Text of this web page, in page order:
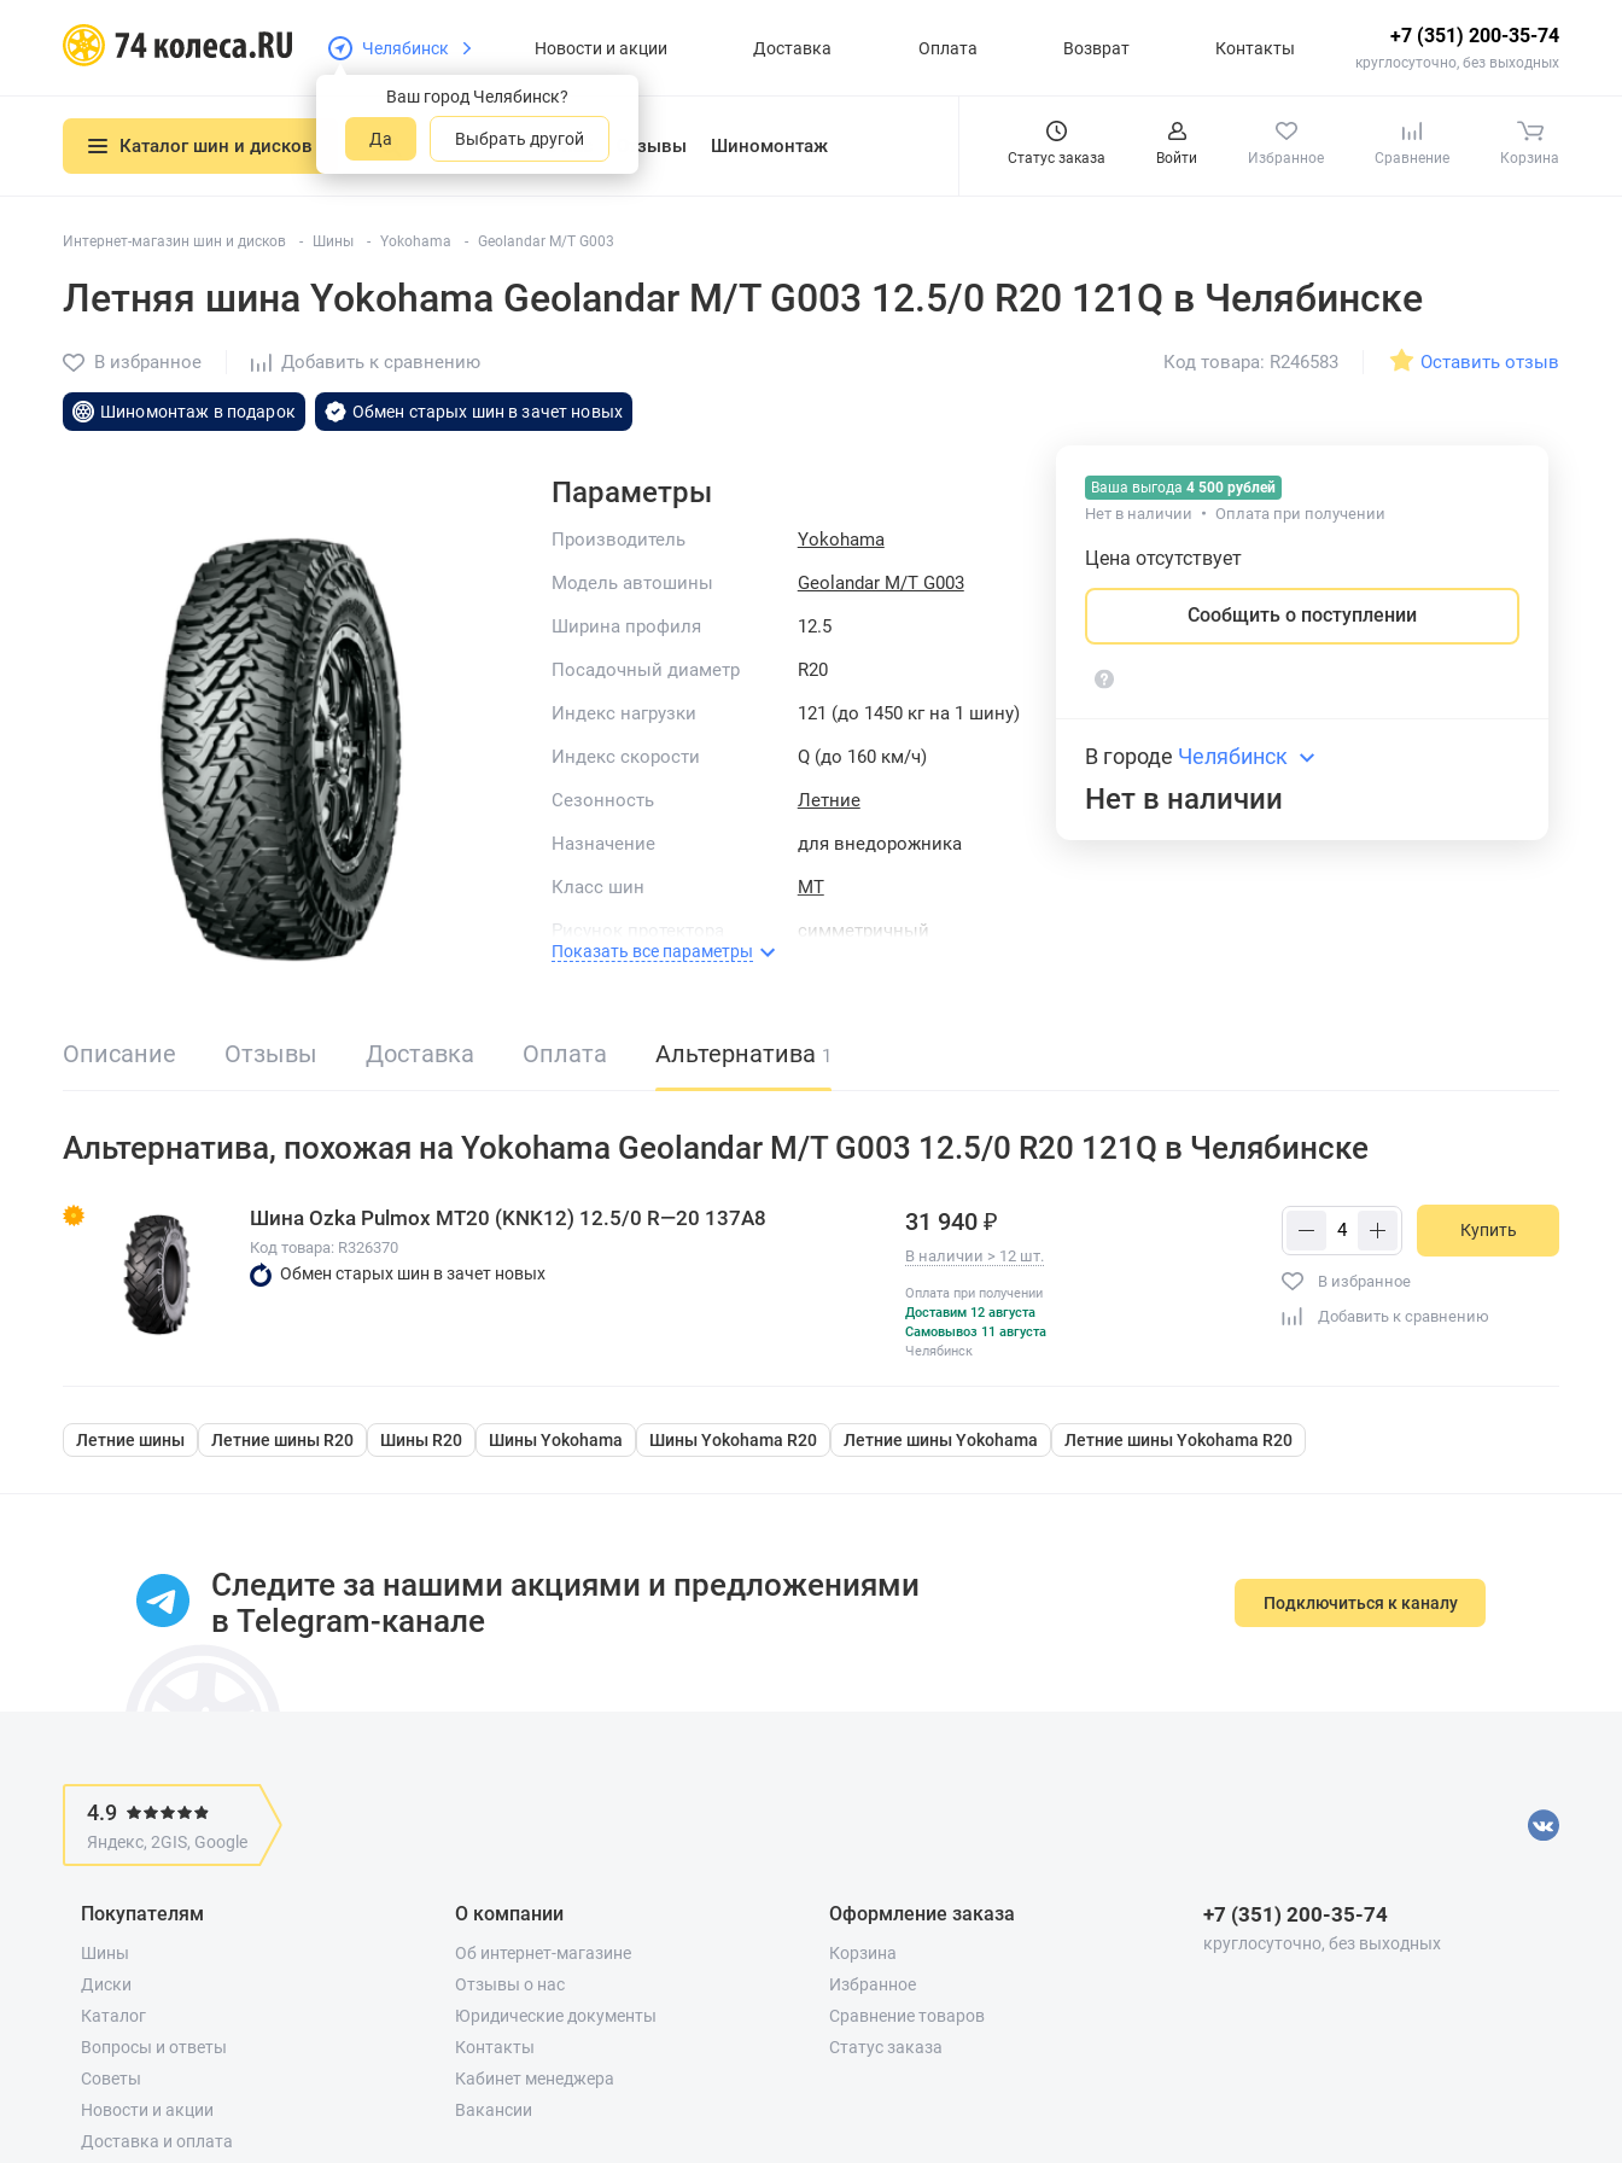
Челябинск
Ваш город Челябинск?
Да Выбрать другой
Новости и акции Доставка Оплата Возврат Контакты
+7 (351) 200-35-74
круглосуточно, без выходных
Каталог шин и дисков О нас Отзывы Шиномонтаж
Статус заказа Войти Избранное Сравнение Корзина
Интернет-магазин шин и дисков Шины Yokohama Geolandar M/T G003
Летняя шина Yokohama Geolandar M/T G003 12.5/0 R20 121Q в Челябинске
В избранное Добавить к сравнению Код товара: R246583 Оставить отзыв
Шиномонтаж в подарок Обмен старых шин в зачет новых
Параметры
Производитель
Yokohama
Модель автошины
Geolandar M/T G003
Ширина профиля
12.5
Посадочный диаметр
R20
Индекс нагрузки
121 (до 1450 кг на 1 шину)
Индекс скорости
Q (до 160 км/ч)
Сезонность
Летние
Назначение
для внедорожника
Класс шин
MT
Рисунок протектора
симметричный
All-season
Нет
Показать все параметры
Ваша выгода 4 500 рублей
Нет в наличии Оплата при получении
Цена отсутствует
Сообщить о поступлении
В городе Челябинск
Нет в наличии
Описание Отзывы Доставка Оплата Альтернатива 1
Альтернатива, похожая на Yokohama Geolandar M/T G003 12.5/0 R20 121Q в Челябинске
Шина Ozka Pulmox MT20 (KNK12) 12.5/0 R—20 137A8
Код товара: R326370
Обмен старых шин в зачет новых
31 940 ₽
В наличии > 12 шт.
Оплата при получении
Доставим 12 августа
Самовывоз 11 августа
Челябинск
Купить
В избранное
Добавить к сравнению
Летние шины Летние шины R20 Шины R20 Шины Yokohama Шины Yokohama R20 Летние шины Yokohama Летние шины Yokohama R20
Следите за нашими акциями и предложениями
в Telegram-канале
Подключиться к каналу
4.9
Яндекс, 2GIS, Google
Покупателям
Шины
Диски
Каталог
Вопросы и ответы
Советы
Новости и акции
Доставка и оплата
О компании
Об интернет-магазине
Отзывы о нас
Юридические документы
Контакты
Кабинет менеджера
Вакансии
Оформление заказа
Корзина
Избранное
Сравнение товаров
Статус заказа
+7 (351) 200-35-74
круглосуточно, без выходных